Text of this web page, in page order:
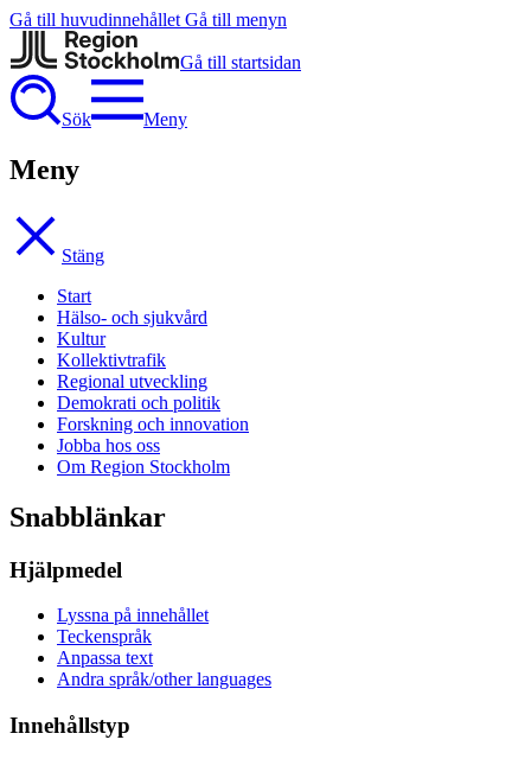
Gå till huvudinnehållet Gå till menyn
Gå till startsidan
Sök Meny
Meny
Stäng
Start
Hälso- och sjukvård
Kultur
Kollektivtrafik
Regional utveckling
Demokrati och politik
Forskning och innovation
Jobba hos oss
Om Region Stockholm
Snabblänkar
Hjälpmedel
Lyssna på innehållet
Teckenspråk
Anpassa text
Andra språk/other languages
Innehållstyp